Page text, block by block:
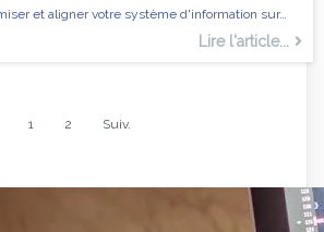
et aligner votre système d'information sur…
Lire l'article...
1 2 Suiv.